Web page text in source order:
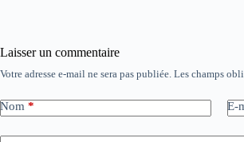
Laisser un commentaire
Votre adresse e-mail ne sera pas publiée. Les champs
Nom * E-